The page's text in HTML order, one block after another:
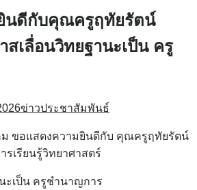
นดีกับคุณครูฤทัยรัตน์
สเลื่อนวิทยฐานะเป็น ครู
ข่าวประชาสัมพันธ์
ม ขอแสดงความยินดีกับ คุณครูฤทัยรัตน์
เรียนรู้วิทยาศาสตร์
ะเป็น ครูชำนาญการ